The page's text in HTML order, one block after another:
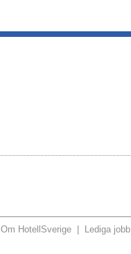
Om HotellSverige Lediga jobb